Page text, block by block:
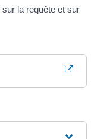
la requête et sur